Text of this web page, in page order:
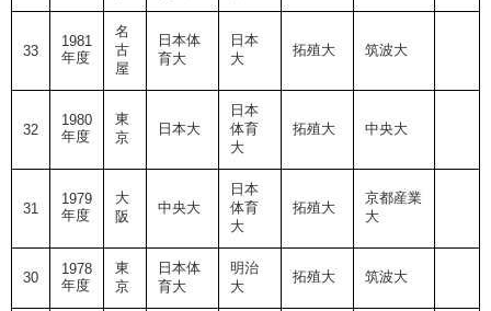
33
1981
年度
名
古
屋
日本体
育大
日本
大
拓殖大 筑波大
32
1980
年度
東
京
日本大
日本
体育
大
拓殖大 中央大
31
1979
年度
大
阪
中央大
日本
体育
大
拓殖大
京都産業
大
30
1978
年度
東
京
日本体
育大
明治
大
拓殖大 筑波大